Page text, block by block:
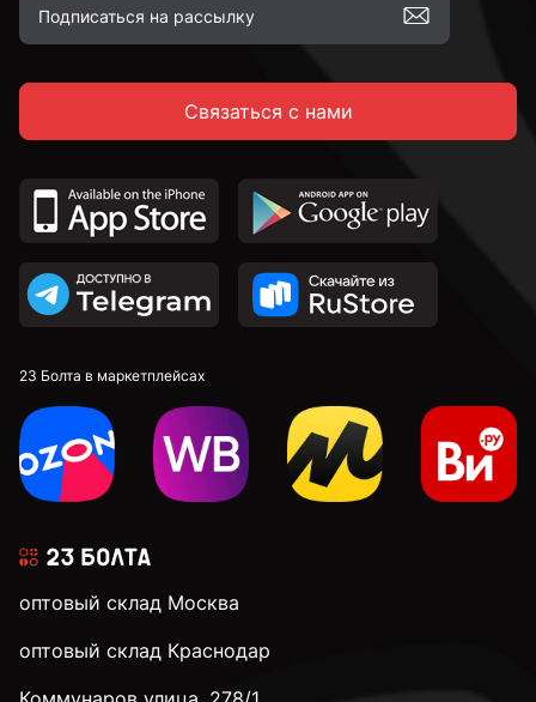
Связаться с нами
23 Болта в маркетплейсах
оптовый склад Москва
оптовый склад Краснодар